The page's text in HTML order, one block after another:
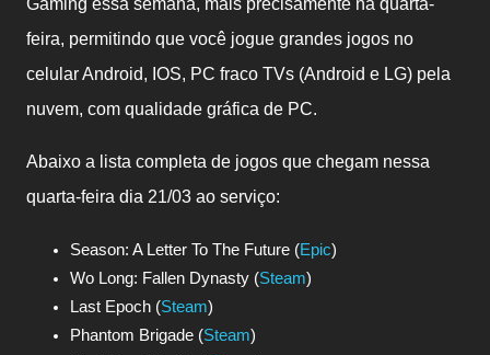
feira, permitindo que você jogue grandes jogos no
celular Android, IOS, PC fraco TVs (Android e LG) pela
nuvem, com qualidade gráfica de PC.
Abaixo a lista completa de jogos que chegam nessa
quarta-feira dia 21/03 ao serviço:
Season: A Letter To The Future (Epic)
Wo Long: Fallen Dynasty (Steam)
Last Epoch (Steam)
Phantom Brigade (Steam)